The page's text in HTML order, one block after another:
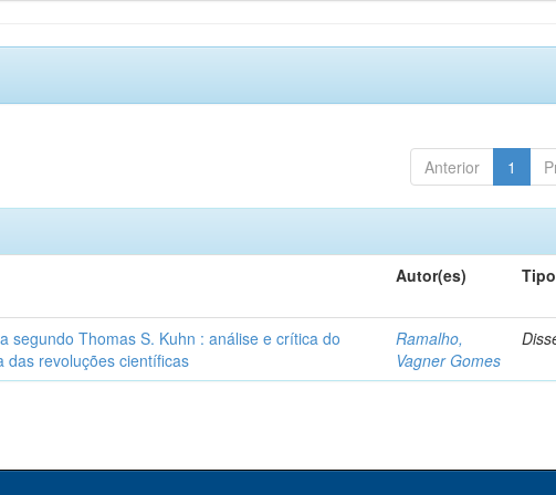
Anterior 1
Autor(es) Tipo
segundo Thomas S. Kuhn : análise e crítica do
das revoluções científicas
Ramalho,
Vagner Gomes